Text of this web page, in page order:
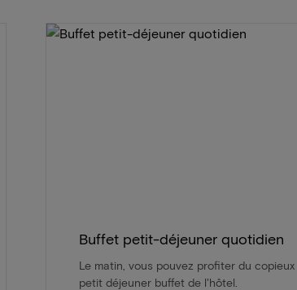
Buffet petit-déjeuner quotidien
Le matin, vous pouvez profiter du copieux
petit déjeuner buffet de l'hôtel.